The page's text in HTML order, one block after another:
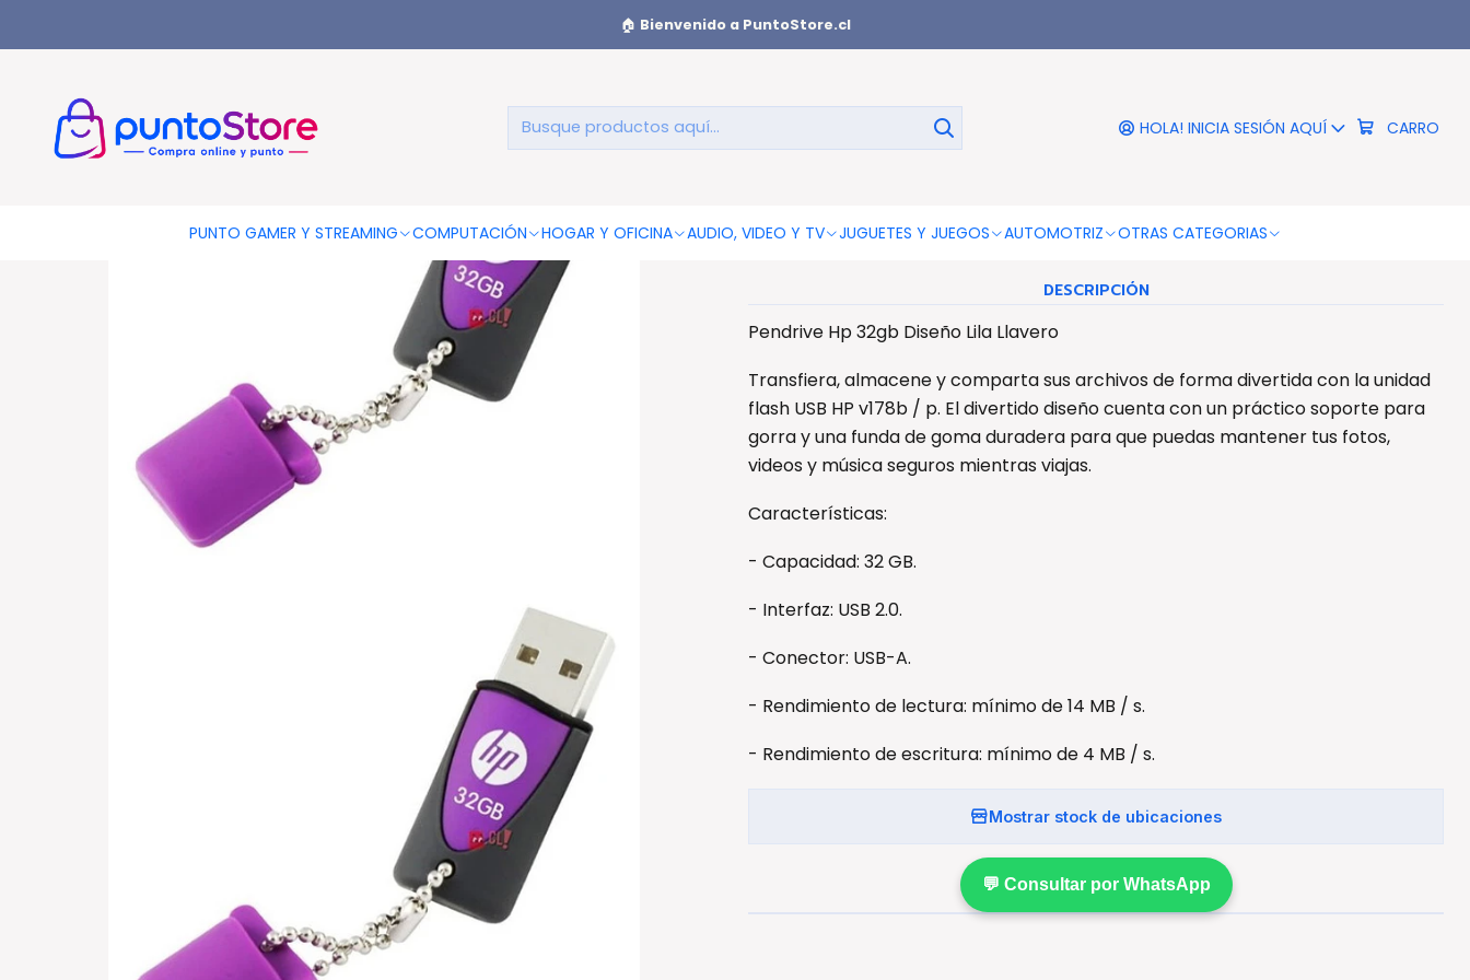
HOLA! INICIA SESIÓN AQUÍ CARRO
PUNTO GAMER Y STREAMING COMPUTACIÓN HOGAR Y OFICINA AUDIO, VIDEO Y TV JUGUETES Y JUEGOS AUTOMOTRIZ OTRAS CATEGORIAS
🏠 Bienvenido a PuntoStore.cl
Pendrive Hp 32gb Diseño Lila Llavero -
Violeta
DESCRIPCIÓN
Pendrive Hp 32gb Diseño Lila Llavero
Transfiera, almacene y comparta sus archivos de forma divertida con la unidad
flash USB HP v178b / p. El divertido diseño cuenta con un práctico soporte para
gorra y una funda de goma duradera para que puedas mantener tus fotos,
videos y música seguros mientras viajas.
Características:
- Capacidad: 32 GB.
- Interfaz: USB 2.0.
- Conector: USB-A.
- Rendimiento de lectura: mínimo de 14 MB / s.
- Rendimiento de escritura: mínimo de 4 MB / s.
Mostrar stock de ubicaciones
💬 Consultar por WhatsApp